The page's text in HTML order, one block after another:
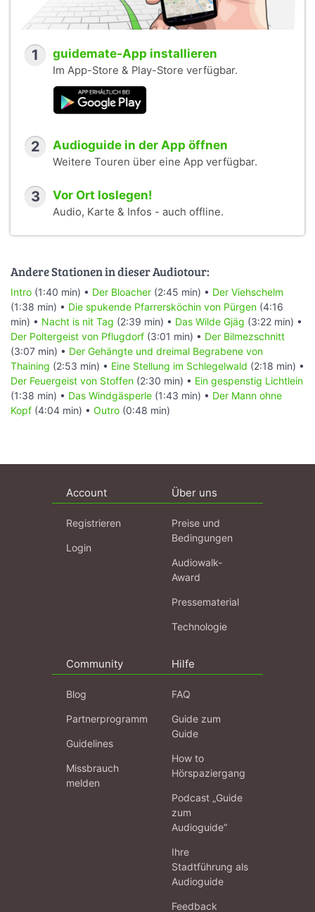
1 guidemate-App installieren
Im App-Store & Play-Store verfügbar.
2 Audioguide in der App öffnen
Weitere Touren über eine App verfügbar.
3 Vor Ort loslegen!
Audio, Karte & Infos - auch offline.
Andere Stationen in dieser Audiotour:
Intro (1:40 min) • Der Bloacher (2:45 min) • Der Viehschelm
(1:38 min) • Die spukende Pfarrersköchin von Pürgen (4:16
min) • Nacht is nit Tag (2:39 min) • Das Wilde Gjäg (3:22 min) •
Der Poltergeist von Pflugdorf (3:01 min) • Der Bilmezschnitt
(3:07 min) • Der Gehängte und dreimal Begrabene von
Thaining (2:53 min) • Eine Stellung im Schlegelwald (2:18 min) •
Der Feuergeist von Stoffen (2:30 min) • Ein gespenstig Lichtlein
(1:38 min) • Das Windgäsperle (1:43 min) • Der Mann ohne
Kopf (4:04 min) • Outro (0:48 min)
Account
Registrieren
Login
Über uns
Preise und
Bedingungen
Audiowalk-
Award
Pressematerial
Technologie
Community
Blog
Partnerprogramm
Guidelines
Missbrauch
melden
Hilfe
FAQ
Guide zum
Guide
How to
Hörspaziergang
Podcast „Guide
zum
Audioguide“
Ihre
Stadtführung als
Audioguide
Feedback